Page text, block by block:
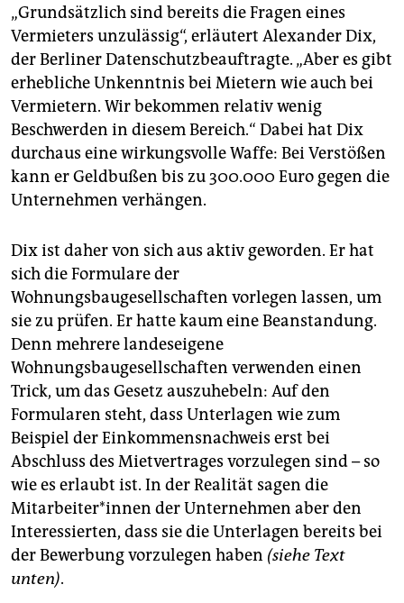
„Grundsätzlich sind bereits die Fragen eines
Vermieters unzulässig“, erläutert Alexander Dix,
der Berliner Datenschutzbeauftragte. „Aber es gibt
erhebliche Unkenntnis bei Mietern wie auch bei
Vermietern. Wir bekommen relativ wenig
Beschwerden in diesem Bereich.“ Dabei hat Dix
durchaus eine wirkungsvolle Waffe: Bei Verstößen
kann er Geldbußen bis zu 300.000 Euro gegen die
Unternehmen verhängen.
Dix ist daher von sich aus aktiv geworden. Er hat
sich die Formulare der
Wohnungsbaugesellschaften vorlegen lassen, um
sie zu prüfen. Er hatte kaum eine Beanstandung.
Denn mehrere landeseigene
Wohnungsbaugesellschaften verwenden einen
Trick, um das Gesetz auszuhebeln: Auf den
Formularen steht, dass Unterlagen wie zum
Beispiel der Einkommensnachweis erst bei
Abschluss des Mietvertrages vorzulegen sind – so
wie es erlaubt ist. In der Realität sagen die
Mitarbeiter*innen der Unternehmen aber den
Interessierten, dass sie die Unterlagen bereits bei
der Bewerbung vorzulegen haben (siehe Text
unten).